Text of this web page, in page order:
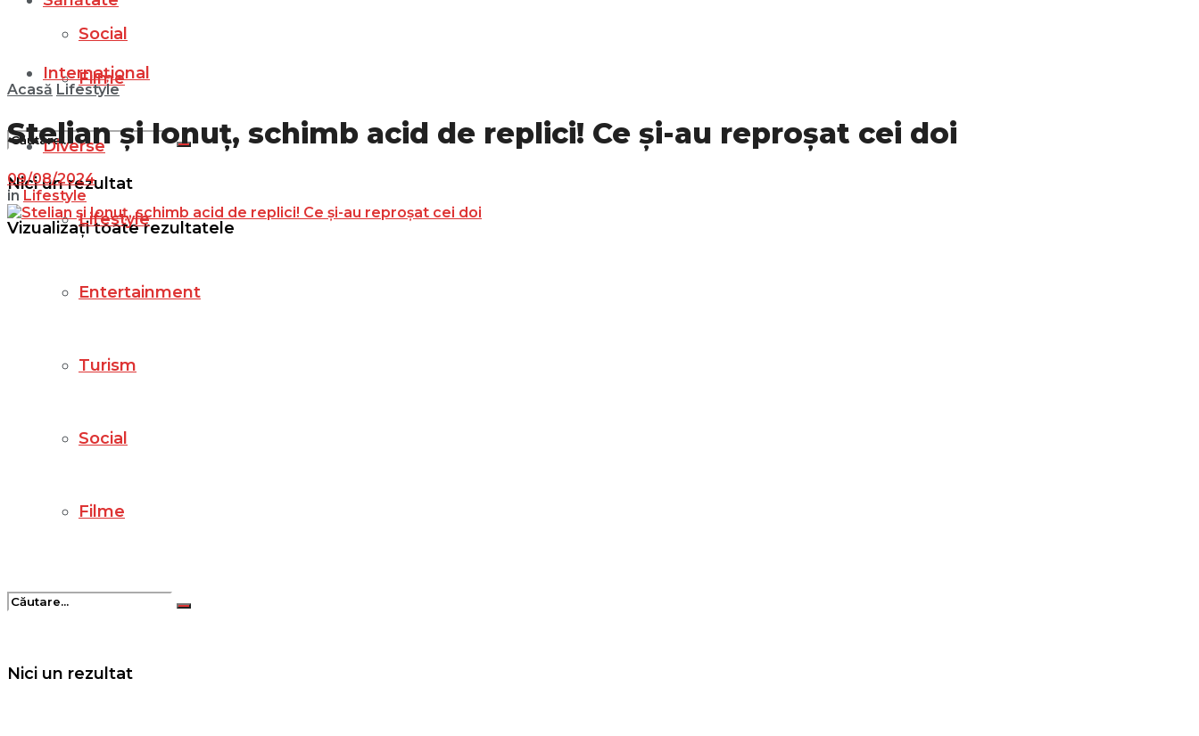
Social
Filme
Nici un rezultat
Vizualizați toate rezultatele
Internațional
Diverse
Lifestyle
Entertainment
Turism
Social
Filme
Nici un rezultat
Acasă Lifestyle
Stelian și Ionuț, schimb acid de replici! Ce și-au reproșat cei doi
09/08/2024
in Lifestyle